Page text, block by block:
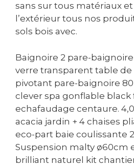
sans sur tous matériaux
l’extérieur tous nos
sols bois avec.
Baignoire 2 pare-baignoire
verre transparent table de
pivotant pare-baignoire
clever spa gonflable black
echafaudage centaure.
acacia jardin + 4 chaises
eco-part baie coulissante
Suspension malty ø60cm
brilliant naturel kit